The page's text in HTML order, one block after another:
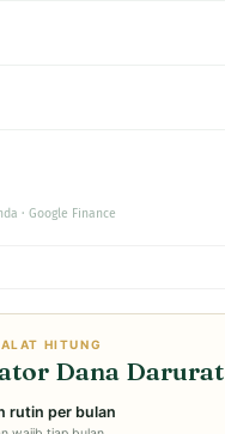
· Google Finance
HITUNG
Dana Darurat
rutin per bulan